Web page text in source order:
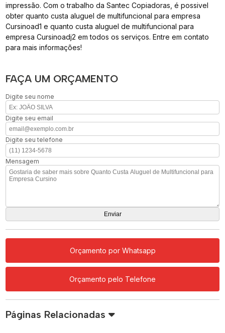
impressão. Com o trabalho da Santec Copiadoras, é possivel
obter quanto custa aluguel de multifuncional para empresa
Cursinoad1 e quanto custa aluguel de multifuncional para
empresa Cursinoadj2 em todos os serviços. Entre em contato
para mais informações!
FAÇA UM ORÇAMENTO
Digite seu nome
Digite seu email
Digite seu telefone
Mensagem
Orçamento por Whatsapp
Orçamento pelo Telefone
Páginas Relacionadas